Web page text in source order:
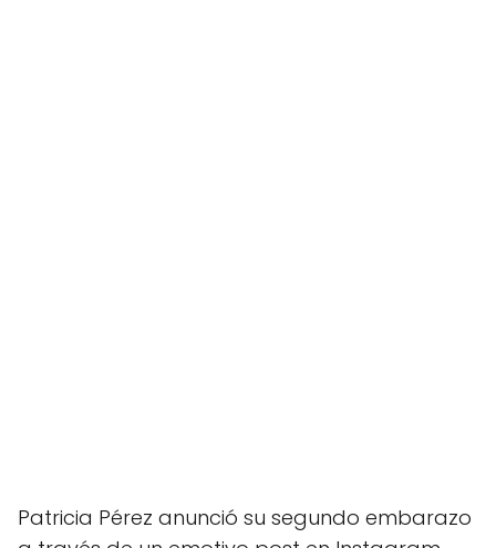
Patricia Pérez anunció su segundo embarazo